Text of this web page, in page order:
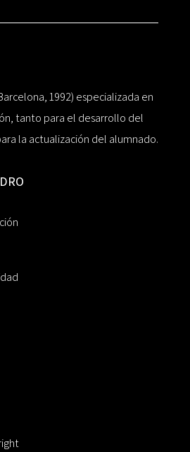
1992) especializada en
tanto para el desarrollo del
la actualización del alumnado.